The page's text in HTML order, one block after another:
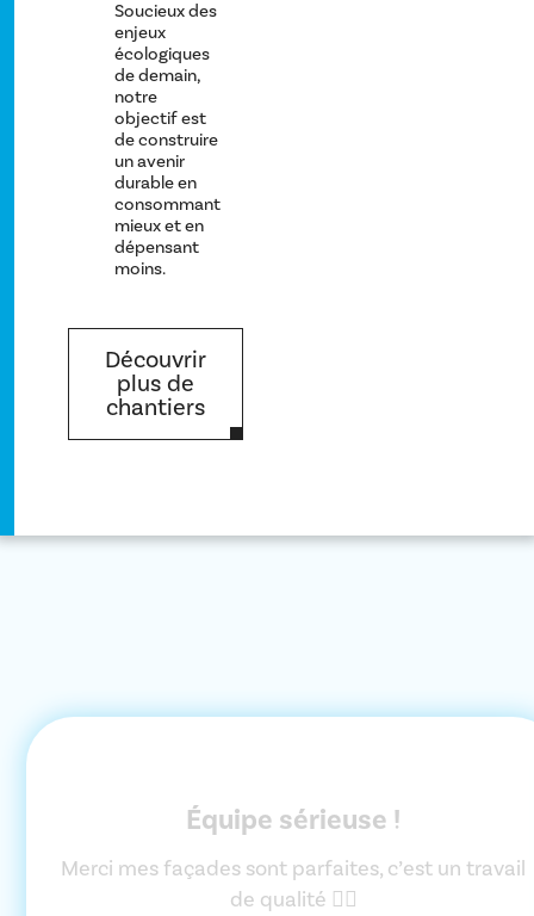
Soucieux des
enjeux
écologiques
de demain,
notre
objectif est
de construire
un avenir
durable en
consommant
mieux et en
dépensant
moins.
Découvrir
plus de
chantiers
Équipe sérieuse !
Merci mes façades sont parfaites, c’est un travail
de qualité 👌🏼